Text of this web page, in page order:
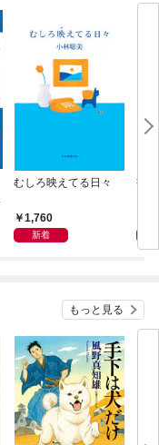
むしろ映えてる日々
1,760
新着
書
もっと見る